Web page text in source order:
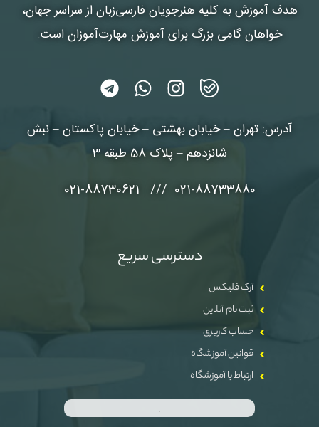
هدف آموزش به کلیه هنرجویان فارسی‌زبان از سراسر جهان،
خواهان گامی بزرگ برای آموزش مهارت‌آموزان است.
آدرس: تهران – خیابان بهشتی – خیابان پاکستان – نبش
شانزدهم – پلاک 58 طبقه 3
021-88733880 /// 021-88730621
دسترسی سریع
آرک فلیکس
ثبت نام آنلاین
حساب کاربری
قوانین آموزشگاه
ارتباط با آموزشگاه